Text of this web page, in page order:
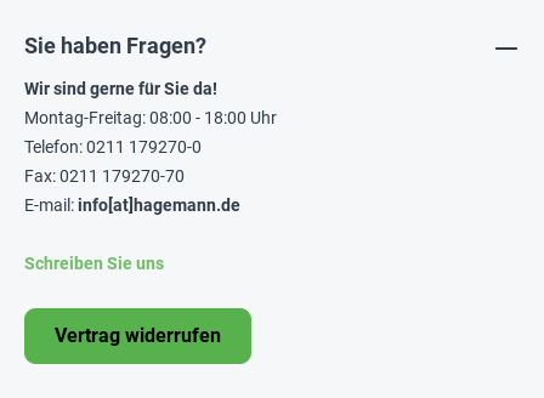
Sie haben Fragen?
Wir sind gerne für Sie da!
Montag-Freitag: 08:00 - 18:00 Uhr
Telefon: 0211 179270-0
Fax: 0211 179270-70
E-mail:info[at]hagemann.de
Schreiben Sie uns
Vertrag widerrufen